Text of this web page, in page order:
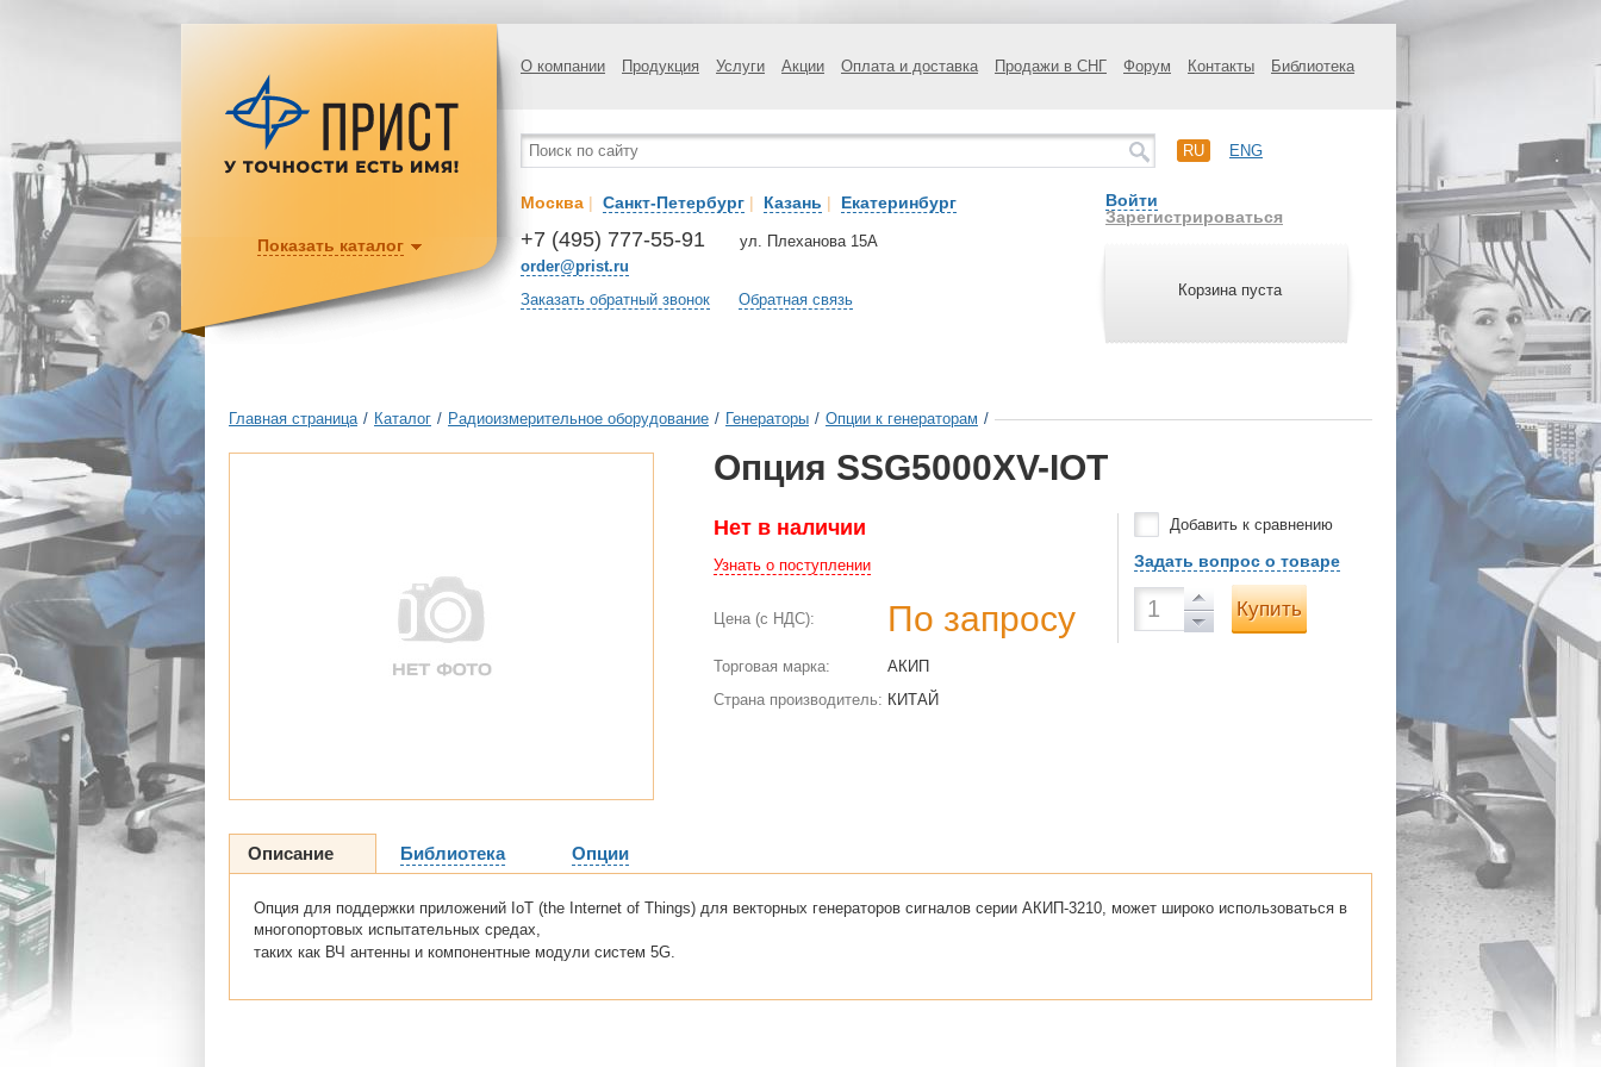
О компании Продукция Услуги Акции Оплата и доставка Продажи в СНГ Форум Контакты Библиотека
RU ENG
Москва | Санкт-Петербург | Казань | Екатеринбург
+7 (495) 777-55-91
order@prist.ru
ул. Плеханова 15А
Заказать обратный звонок Обратная связь
Войти
Зарегистрироваться
Корзина пуста
Показать каталог
Главная страница / Каталог / Радиоизмерительное оборудование / Генераторы / Опции к генераторам /
Опция SSG5000XV-IOT
Нет в наличии
Узнать о поступлении
Цена (с НДС): По запросу
Торговая марка:
АКИП
Страна производитель: КИТАЙ
Добавить к сравнению
Задать вопрос о товаре
Купить
Описание Библиотека Опции
Опция для поддержки приложений IoT (the Internet of Things) для векторных генераторов сигналов серии АКИП-3210, может широко использоваться в
многопортовых испытательных средах,
таких как ВЧ антенны и компонентные модули систем 5G.